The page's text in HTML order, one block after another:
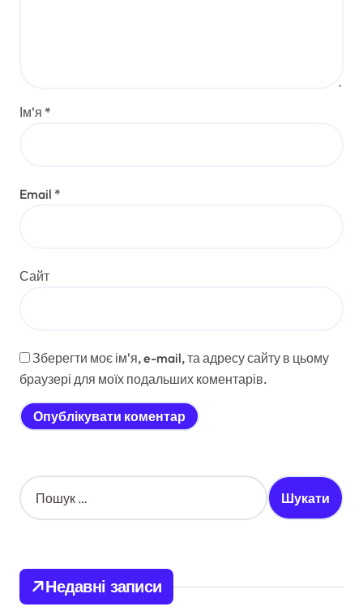
с
в
Ім'я *
Email *
Сайт
Зберегти моє ім'я, e-mail, та адресу сайту в цьому
браузері для моїх подальших коментарів.
П
о
ш
:
Недавні записи